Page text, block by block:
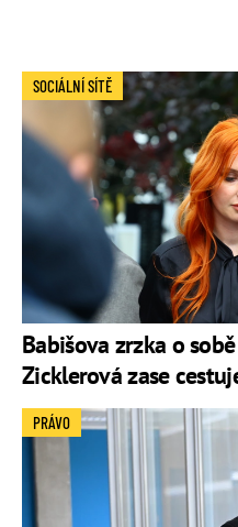
Babišova zrzka o
Zicklerová zase
SOCIÁLNÍ SÍTĚ
PRÁVO